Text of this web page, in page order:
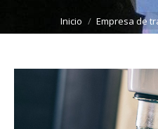
Inicio Empresa de